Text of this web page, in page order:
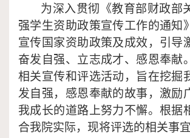
为深入贯彻《教育部财政部
强学生资助政策宣传工作的通知
宣传国家资助政策及成效，引导
奋发自强、立志成才、感恩奉献
相关宣传和评选活动，旨在挖掘
发自强，感恩奉献的故事，激励
我成长的道路上努力不懈。根据
合我院实际，现将评选的相关事宜